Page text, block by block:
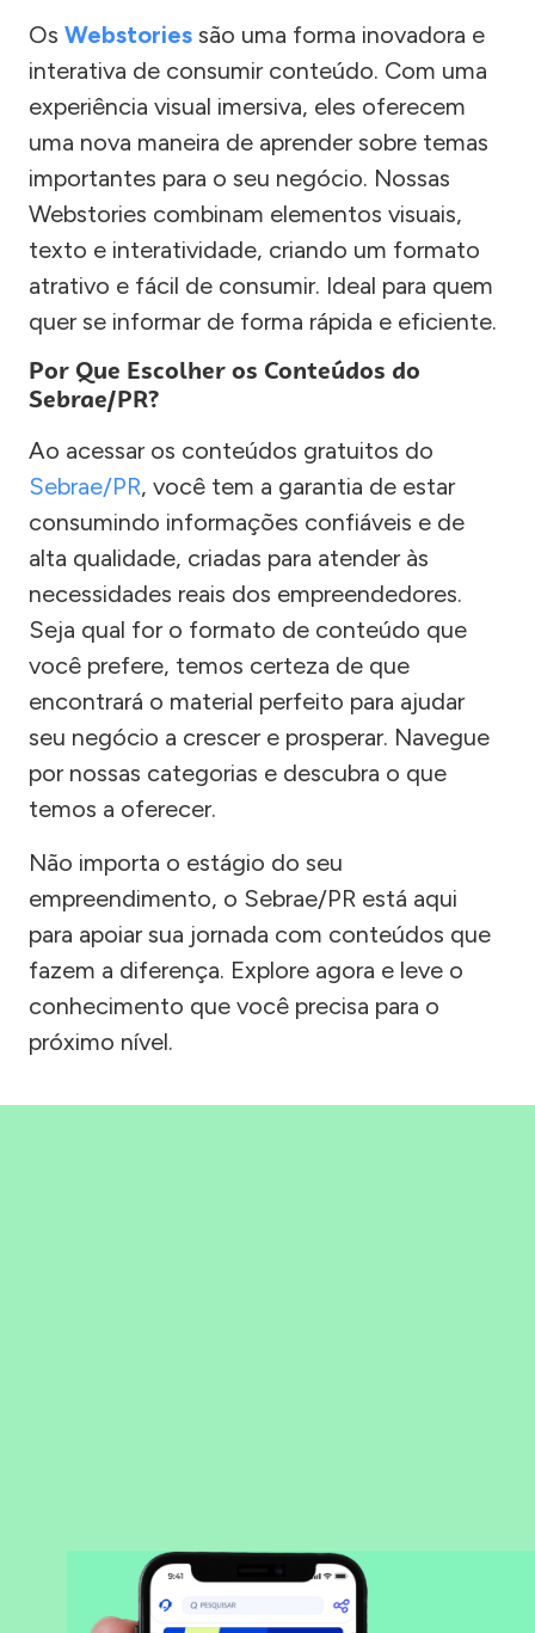
Os Webstories são uma forma inovadora e
interativa de consumir conteúdo. Com uma
experiência visual imersiva, eles oferecem
uma nova maneira de aprender sobre temas
importantes para o seu negócio. Nossas
Webstories combinam elementos visuais,
texto e interatividade, criando um formato
atrativo e fácil de consumir. Ideal para quem
quer se informar de forma rápida e eficiente.
Por Que Escolher os Conteúdos do
Sebrae/PR?
Ao acessar os conteúdos gratuitos do
Sebrae/PR, você tem a garantia de estar
consumindo informações confiáveis e de
alta qualidade, criadas para atender às
necessidades reais dos empreendedores.
Seja qual for o formato de conteúdo que
você prefere, temos certeza de que
encontrará o material perfeito para ajudar
seu negócio a crescer e prosperar. Navegue
por nossas categorias e descubra o que
temos a oferecer.
Não importa o estágio do seu
empreendimento, o Sebrae/PR está aqui
para apoiar sua jornada com conteúdos que
fazem a diferença. Explore agora e leve o
conhecimento que você precisa para o
próximo nível.